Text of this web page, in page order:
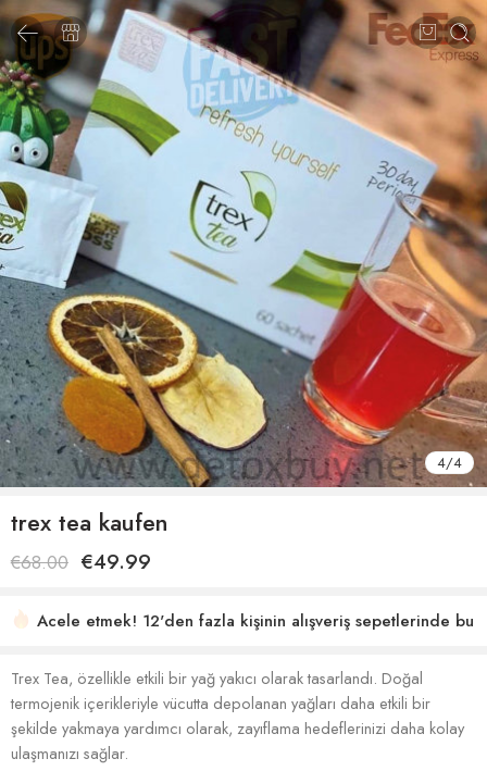
4/4
trex tea kaufen
€68.00 €49.99
Acele etmek! 12'den fazla kişinin alışveriş sepetlerinde bu
Trex Tea, özellikle etkili bir yağ yakıcı olarak tasarlandı. Doğal
termojenik içerikleriyle vücutta depolanan yağları daha etkili bir
şekilde yakmaya yardımcı olarak, zayıflama hedeflerinizi daha kolay
ulaşmanızı sağlar.